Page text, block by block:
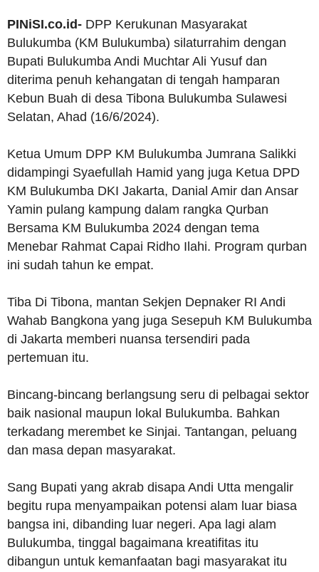
PINiSI.co.id- DPP Kerukunan Masyarakat
Bulukumba (KM Bulukumba) silaturrahim dengan
Bupati Bulukumba Andi Muchtar Ali Yusuf dan
diterima penuh kehangatan di tengah hamparan
Kebun Buah di desa Tibona Bulukumba Sulawesi
Selatan, Ahad (16/6/2024).
Ketua Umum DPP KM Bulukumba Jumrana Salikki
didampingi Syaefullah Hamid yang juga Ketua DPD
KM Bulukumba DKI Jakarta, Danial Amir dan Ansar
Yamin pulang kampung dalam rangka Qurban
Bersama KM Bulukumba 2024 dengan tema
Menebar Rahmat Capai Ridho Ilahi. Program qurban
ini sudah tahun ke empat.
Tiba Di Tibona, mantan Sekjen Depnaker RI Andi
Wahab Bangkona yang juga Sesepuh KM Bulukumba
di Jakarta memberi nuansa tersendiri pada
pertemuan itu.
Bincang-bincang berlangsung seru di pelbagai sektor
baik nasional maupun lokal Bulukumba. Bahkan
terkadang merembet ke Sinjai. Tantangan, peluang
dan masa depan masyarakat.
Sang Bupati yang akrab disapa Andi Utta mengalir
begitu rupa menyampaikan potensi alam luar biasa
bangsa ini, dibanding luar negeri. Apa lagi alam
Bulukumba, tinggal bagaimana kreatifitas itu
dibangun untuk kemanfaatan bagi masyarakat itu